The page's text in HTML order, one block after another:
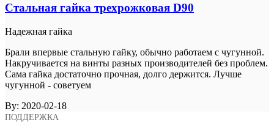
Стальная гайка трехрожковая D90
Надежная гайка
Брали впервые стальную гайку, обычно работаем с чугунной.
Накручивается на винты разных производителей без проблем.
Сама гайка достаточно прочная, долго держится. Лучше
чугунной - советуем
By: 2020-02-18
ПОДДЕРЖКА